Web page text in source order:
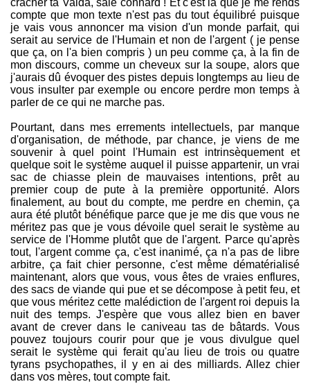
cracher ta Valda, sale connard ! Et c'est là que je me rends
compte que mon texte n'est pas du tout équilibré puisque
je vais vous annoncer ma vision d'un monde parfait, qui
serait au service de l'Humain et non de l'argent ( je pense
que ça, on l'a bien compris ) un peu comme ça, à la fin de
mon discours, comme un cheveux sur la soupe, alors que
j'aurais dû évoquer des pistes depuis longtemps au lieu de
vous insulter par exemple ou encore perdre mon temps à
parler de ce qui ne marche pas.
Pourtant, dans mes errements intellectuels, par manque
d'organisation, de méthode, par chance, je viens de me
souvenir à quel point l'Humain est intrinsèquement et
quelque soit le système auquel il puisse appartenir, un vrai
sac de chiasse plein de mauvaises intentions, prêt au
premier coup de pute à la première opportunité. Alors
finalement, au bout du compte, me perdre en chemin, ça
aura été plutôt bénéfique parce que je me dis que vous ne
méritez pas que je vous dévoile quel serait le système au
service de l'Homme plutôt que de l'argent. Parce qu'après
tout, l'argent comme ça, c'est inanimé, ça n'a pas de libre
arbitre, ça fait chier personne, c'est même dématérialisé
maintenant, alors que vous, vous êtes de vraies enflures,
des sacs de viande qui pue et se décompose à petit feu, et
que vous méritez cette malédiction de l'argent roi depuis la
nuit des temps. J'espère que vous allez bien en baver
avant de crever dans le caniveau tas de bâtards. Vous
pouvez toujours courir pour que je vous divulgue quel
serait le système qui ferait qu'au lieu de trois ou quatre
tyrans psychopathes, il y en ai des milliards. Allez chier
dans vos mères, tout compte fait.